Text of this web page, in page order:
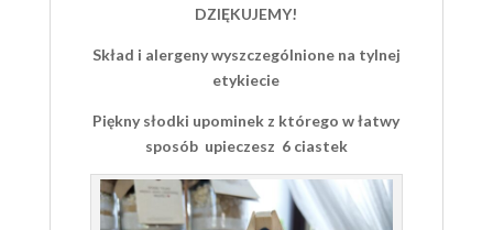
DZIĘKUJEMY!
Skład i alergeny wyszczególnione na tylnej
etykiecie
Piękny słodki upominek z którego w łatwy
sposób upieczesz 6 ciastek